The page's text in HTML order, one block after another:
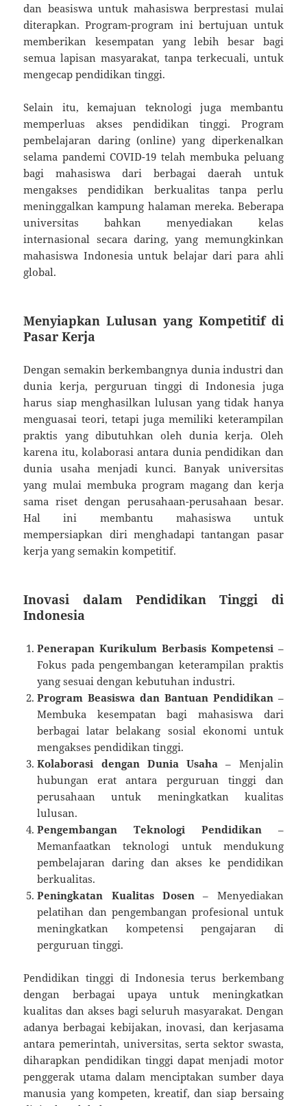
dan beasiswa untuk mahasiswa berprestasi mulai
diterapkan. Program-program ini bertujuan untuk
memberikan kesempatan yang lebih besar bagi
semua lapisan masyarakat, tanpa terkecuali, untuk
mengecap pendidikan tinggi.
Selain itu, kemajuan teknologi juga membantu
memperluas akses pendidikan tinggi. Program
pembelajaran daring (online) yang diperkenalkan
selama pandemi COVID-19 telah membuka peluang
bagi mahasiswa dari berbagai daerah untuk
mengakses pendidikan berkualitas tanpa perlu
meninggalkan kampung halaman mereka. Beberapa
universitas bahkan menyediakan kelas
internasional secara daring, yang memungkinkan
mahasiswa Indonesia untuk belajar dari para ahli
global.
Menyiapkan Lulusan yang Kompetitif di
Pasar Kerja
Dengan semakin berkembangnya dunia industri dan
dunia kerja, perguruan tinggi di Indonesia juga
harus siap menghasilkan lulusan yang tidak hanya
menguasai teori, tetapi juga memiliki keterampilan
praktis yang dibutuhkan oleh dunia kerja. Oleh
karena itu, kolaborasi antara dunia pendidikan dan
dunia usaha menjadi kunci. Banyak universitas
yang mulai membuka program magang dan kerja
sama riset dengan perusahaan-perusahaan besar.
Hal ini membantu mahasiswa untuk
mempersiapkan diri menghadapi tantangan pasar
kerja yang semakin kompetitif.
Inovasi dalam Pendidikan Tinggi di
Indonesia
Penerapan Kurikulum Berbasis Kompetensi –
Fokus pada pengembangan keterampilan praktis
yang sesuai dengan kebutuhan industri.
Program Beasiswa dan Bantuan Pendidikan –
Membuka kesempatan bagi mahasiswa dari
berbagai latar belakang sosial ekonomi untuk
mengakses pendidikan tinggi.
Kolaborasi dengan Dunia Usaha – Menjalin
hubungan erat antara perguruan tinggi dan
perusahaan untuk meningkatkan kualitas
lulusan.
Pengembangan Teknologi Pendidikan –
Memanfaatkan teknologi untuk mendukung
pembelajaran daring dan akses ke pendidikan
berkualitas.
Peningkatan Kualitas Dosen – Menyediakan
pelatihan dan pengembangan profesional untuk
meningkatkan kompetensi pengajaran di
perguruan tinggi.
Pendidikan tinggi di Indonesia terus berkembang
dengan berbagai upaya untuk meningkatkan
kualitas dan akses bagi seluruh masyarakat. Dengan
adanya berbagai kebijakan, inovasi, dan kerjasama
antara pemerintah, universitas, serta sektor swasta,
diharapkan pendidikan tinggi dapat menjadi motor
penggerak utama dalam menciptakan sumber daya
manusia yang kompeten, kreatif, dan siap bersaing